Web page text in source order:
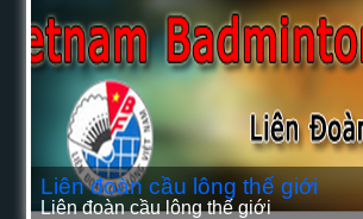
Liên đoàn cầu lông thế giới
Liên đoàn cầu lông thế giới